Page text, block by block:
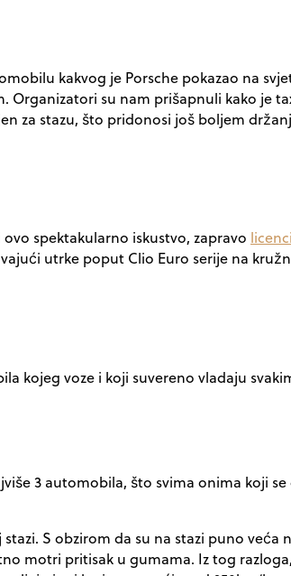
kakvog je Porsche pokazao na
Organizatori su nam prišapnuli kako je
za stazu, što pridonosi još boljem
spektakularno iskustvo, zapravo
utrke poput Clio Euro serije na
kojeg voze i koji suvereno vladaju
3 automobila, što svima onima koji
S obzirom da su na stazi puno veća
motri pritisak u gumama. Iz tog